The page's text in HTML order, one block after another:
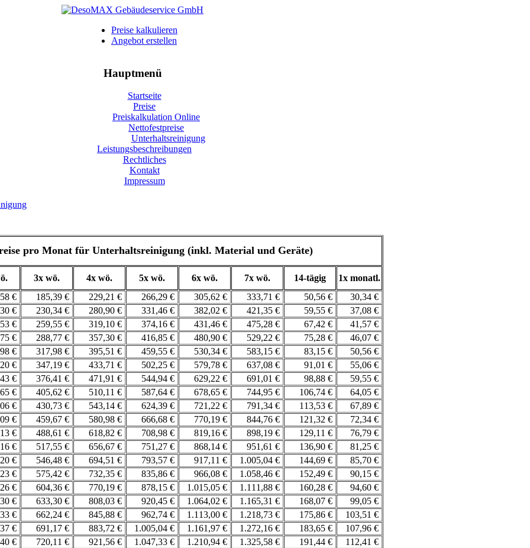
Preise kalkulieren
Angebot erstellen
Hauptmenü
Startseite
Preise
Preiskalkulation Online
Nettofestpreise
Unterhaltsreinigung
Leistungsbeschreibungen
Rechtliches
Kontakt
Impressum
pro Monat für Unterhaltsreinigung (inkl. Material und Geräte)
3x wö. 4x wö. 5x wö. 6x wö. 7x wö. 14-tägig
1x monatl.
€
185,39 € 229,21 € 266,29 € 305,62 € 333,71 € 50,56 €
30,34 €
€
230,34 € 280,90 € 331,46 € 382,02 € 421,35 € 59,55 €
37,08 €
€
259,55 € 319,10 € 374,16 € 431,46 € 475,28 € 67,42 €
41,57 €
€
288,77 € 357,30 € 416,85 € 480,90 € 529,22 € 75,28 €
46,07 €
€
317,98 € 395,51 € 459,55 € 530,34 € 583,15 € 83,15 €
50,56 €
€
347,19 € 433,71 € 502,25 € 579,78 € 637,08 € 91,01 €
55,06 €
€
376,41 € 471,91 € 544,94 € 629,22 € 691,01 € 98,88 €
59,55 €
€
405,62 € 510,11 € 587,64 € 678,65 € 744,95 € 106,74 €
64,05 €
€
430,73 € 543,14 € 624,39 € 721,22 € 791,34 € 113,53 €
67,89 €
€
459,67 € 580,98 € 666,68 € 770,19 € 844,76 € 121,32 €
72,34 €
€
488,61 € 618,82 € 708,98 € 819,16 € 898,19 € 129,11 €
76,79 €
€
517,55 € 656,67 € 751,27 € 868,14 € 951,61 € 136,90 €
81,25 €
€
546,48 € 694,51 € 793,57 € 917,11 € 1.005,04 € 144,69 €
85,70 €
€
575,42 € 732,35 € 835,86 € 966,08 € 1.058,46 € 152,49 €
90,15 €
€
604,36 € 770,19 € 878,15 € 1.015,05 € 1.111,88 € 160,28 €
94,60 €
€
633,30 € 808,03 € 920,45 € 1.064,02 € 1.165,31 € 168,07 €
99,05 €
€
662,24 € 845,88 € 962,74 € 1.113,00 € 1.218,73 € 175,86 €
103,51 €
€
691,17 € 883,72 € 1.005,04 € 1.161,97 € 1.272,16 € 183,65 €
107,96 €
€
720,11 € 921,56 € 1.047,33 € 1.210,94 € 1.325,58 € 191,44 €
112,41 €